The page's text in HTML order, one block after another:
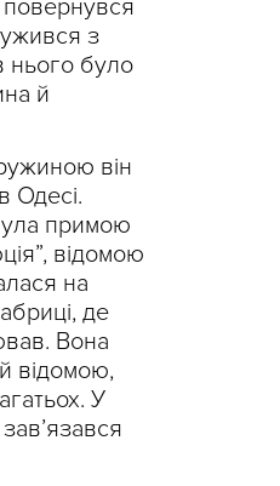
повернувся
з
нього було
й
він
Одесі.
примою
відомою
на
де
Вона
відомою,
У